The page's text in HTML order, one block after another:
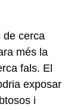
de cerca
més la
fals. El
exposar
i